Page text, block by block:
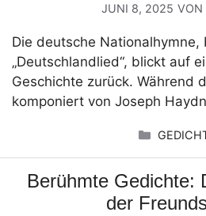
JUNI 8, 2025 VON
Die deutsche Nationalhymne,
„Deutschlandlied“, blickt auf
Geschichte zurück. Während
komponiert von Joseph Haydn
Berühmte Gedichte:
der